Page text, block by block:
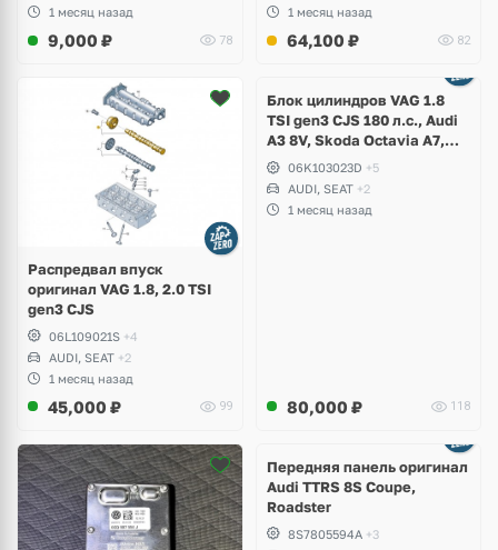
1 месяц назад
9,000 ₽ 78
1 месяц назад
64,100 ₽ 82
Распредвал впуск
оригинал VAG 1.8, 2.0 TSI
gen3 CJS
06L109021S +4
AUDI, SEAT +2
1 месяц назад
45,000 ₽ 99
2 фото
Блок цилиндров VAG 1.8
TSI gen3 CJS 180 л.с., Audi
A3 8V, Skoda Octavia A7,
Superb, Volkswagen Passat
B8, Golf VII Alltrack, Seat
Leon
06K103023D +5
AUDI, SEAT +2
1 месяц назад
80,000 ₽ 118
2 фото
Передняя панель оригинал
Audi TTRS 8S Coupe,
Roadster
8S7805594A +3